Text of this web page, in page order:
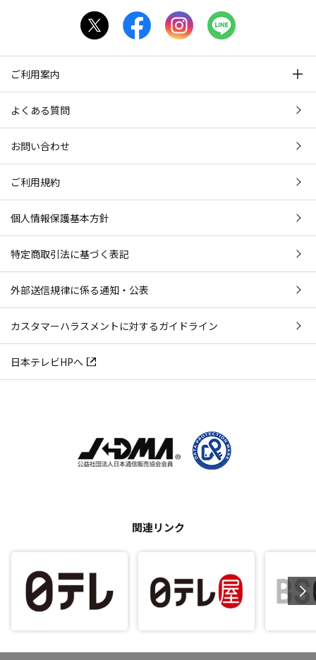
ご利用案内
よくある質問
お問い合わせ
ご利用規約
個人情報保護基本方針
特定商取引法に基づく表記
外部送信規律に係る通知・公表
カスタマーハラスメントに対するガイドライン
日本テレビHPへ
関連リンク